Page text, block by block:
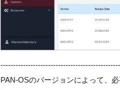
PAN-OSのバージョンによって、